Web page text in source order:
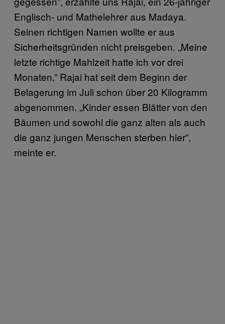
Englisch- und Mathelehrer aus Madaya.
Seinen richtigen Namen wollte er aus
Sicherheitsgründen nicht preisgeben. „Meine
letzte richtige Mahlzeit hatte ich vor drei
Monaten.” Rajai hat seit dem Beginn der
Belagerung im Juli schon über 20 Kilogramm
abgenommen. „Kinder essen Blätter von den
Bäumen und sowohl die ganz alten als auch
die ganz jungen Menschen sterben hier”,
meinte er.